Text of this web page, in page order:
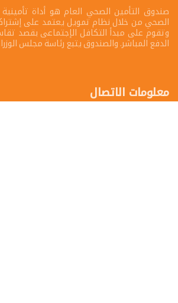
صندوق التأمين الصحي العام هو أداة
الصحي من خلال نظام تمويل يعتمد على
وتقوم على مبدأ التكافل الإجتماعى بقصد
الدفع المباشر. والصندوق يتبع رئاسة مجلس
معلومات الاتصال